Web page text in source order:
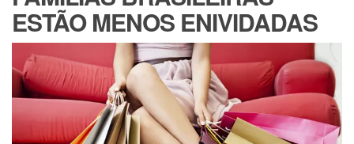
ESTÃO MENOS ENIVIDADAS